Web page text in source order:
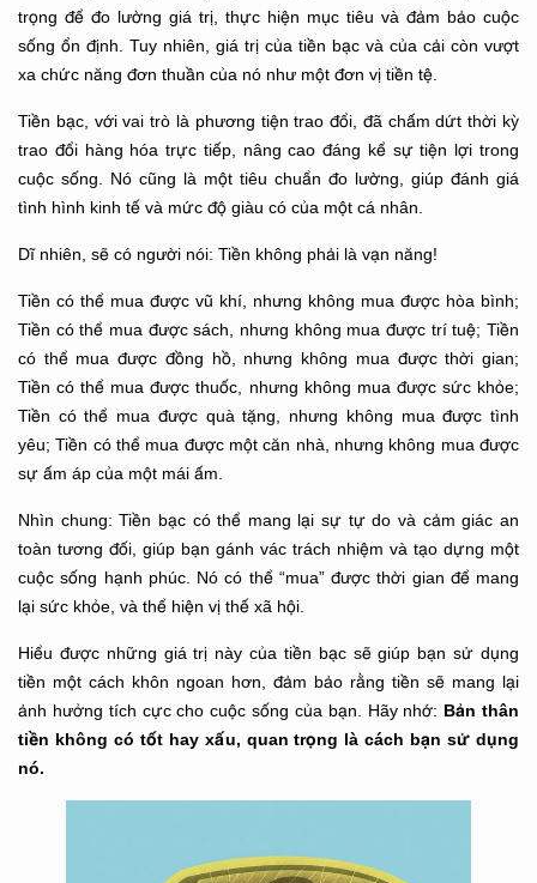
trọng để đo lường giá trị, thực hiện mục tiêu và đảm bảo cuộc
sống ổn định. Tuy nhiên, giá trị của tiền bạc và của cải còn vượt
xa chức năng đơn thuần của nó như một đơn vị tiền tệ.
Tiền bạc, với vai trò là phương tiện trao đổi, đã chấm dứt thời kỳ
trao đổi hàng hóa trực tiếp, nâng cao đáng kể sự tiện lợi trong
cuộc sống. Nó cũng là một tiêu chuẩn đo lường, giúp đánh giá
tình hình kinh tế và mức độ giàu có của một cá nhân.
Dĩ nhiên, sẽ có người nói: Tiền không phải là vạn năng!
Tiền có thể mua được vũ khí, nhưng không mua được hòa bình;
Tiền có thể mua được sách, nhưng không mua được trí tuệ; Tiền
có thể mua được đồng hồ, nhưng không mua được thời gian;
Tiền có thể mua được thuốc, nhưng không mua được sức khỏe;
Tiền có thể mua được quà tặng, nhưng không mua được tình
yêu; Tiền có thể mua được một căn nhà, nhưng không mua được
sự ấm áp của một mái ấm.
Nhìn chung: Tiền bạc có thể mang lại sự tự do và cảm giác an
toàn tương đối, giúp bạn gánh vác trách nhiệm và tạo dựng một
cuộc sống hạnh phúc. Nó có thể “mua” được thời gian để mang
lại sức khỏe, và thể hiện vị thế xã hội.
Hiểu được những giá trị này của tiền bạc sẽ giúp bạn sử dụng
tiền một cách khôn ngoan hơn, đảm bảo rằng tiền sẽ mang lại
ảnh hưởng tích cực cho cuộc sống của bạn. Hãy nhớ: Bản thân
tiền không có tốt hay xấu, quan trọng là cách bạn sử dụng
nó.